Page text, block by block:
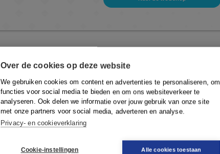
Over de cookies op deze website
We gebruiken cookies om content en advertenties te personaliseren, om
functies voor social media te bieden en om ons websiteverkeer te
analyseren. Ook delen we informatie over jouw gebruik van onze site
met onze partners voor social media, adverteren en analyse.
Privacy- en cookieverklaring
Cookie-instellingen Alle cookies toestaan